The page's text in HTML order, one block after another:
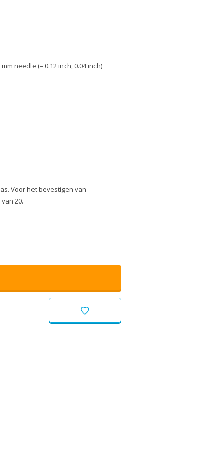
needle (= 0.12 inch, 0.04 inch)
Voor het bevestigen van
20.